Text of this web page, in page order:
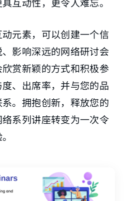
元素，可以创建一个信
影响深远的网络研讨会
赏新颖的方式和积极参
、出席率，并与您的品
。拥抱创新，释放您的
系列讲座转变为一次令